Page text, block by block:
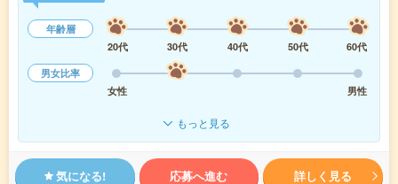
年齢層
20代
30代 40代 50代
60代
男女比率
女性
男性
もっと見る
気になる! 応募へ進む 詳しく見る